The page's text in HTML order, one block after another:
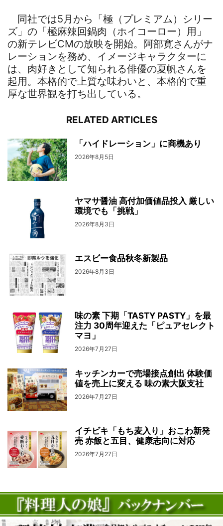
同社では5月から「極（プレミアム）シリー
ズ」の「極麻辣回鍋肉（ホイコーロー）用」
の新テレビCMの放映を開始。阿部寛さんがナ
レーションを務め、イメージキャラクターに
は、肉好きとして知られる俳優の夏帆さんを
起用。本格的で上質な味わいと、本格的で重
厚な世界観を打ち出している。
RELATED ARTICLES
「ハイドレーション」に商機あり
2026年8月5日
ヤマサ醤油 高付加価値品投入 厳しい
環境でも「挑戦」
2026年8月3日
エスビー食品秋冬新製品
2026年8月3日
味の素 下期「TASTY PASTY」を最
注力 30周年迎えた「ピュアセレクト
マヨ」
2026年7月27日
キッチンカーで売場接点創出 体験価
値を売上に変える 味の素大阪支社
2026年7月27日
イチビキ「もち麦入り」おこわ新発
売 赤飯と五目、健康志向に対応
2026年7月27日